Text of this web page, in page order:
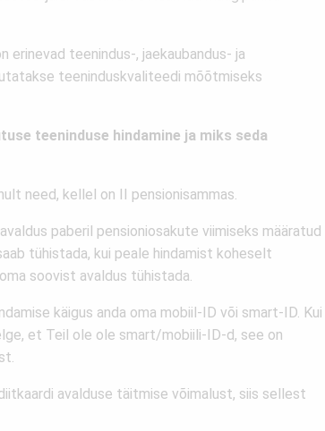
erinevad teenindus-, jaekaubandus- ja
teeninduskvaliteedi mõõtmiseks
teeninduse hindamine ja miks seda
need, kellel on II pensionisammas.
paberil pensioniosakute viimiseks määratud
tühistada, kui peale hindamist koheselt
soovist avaldus tühistada.
käigus anda oma mobiil-ID või smart-ID. Kui
et Teil ole ole smart/mobiili-ID-d, see on
avalduse täitmise võimalust, siis sellest